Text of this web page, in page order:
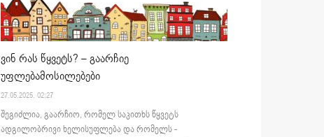
ვინ რას წყვეტს? – გაარჩიე
უფლებამოსილებები
27.05.2025. 02:27
შეგიძლია, გაარჩიო, რომელ საკითხს წყვეტს
ადგილობრივი ხელისუფლება და რომელს -